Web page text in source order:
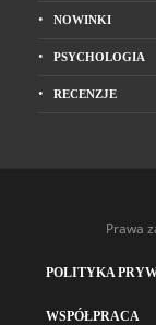
NOWINKI
PSYCHOLOGIA
RECENZJE
Prawa
POLITYKA
WSPÓŁPRACA